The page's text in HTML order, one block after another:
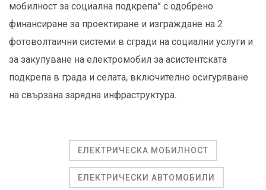
мобилност за социална подкрепа“ с одобрено
финансиране за проектиране и изграждане на 2
фотоволтаични системи в сгради на социални услуги и
за закупуване на електромобил за асистентската
подкрепа в града и селата, включително осигуряване
на свързана зарядна инфраструктура.
ЕЛЕКТРИЧЕСКА МОБИЛНОСТ
ЕЛЕКТРИЧЕСКИ АВТОМОБИЛИ